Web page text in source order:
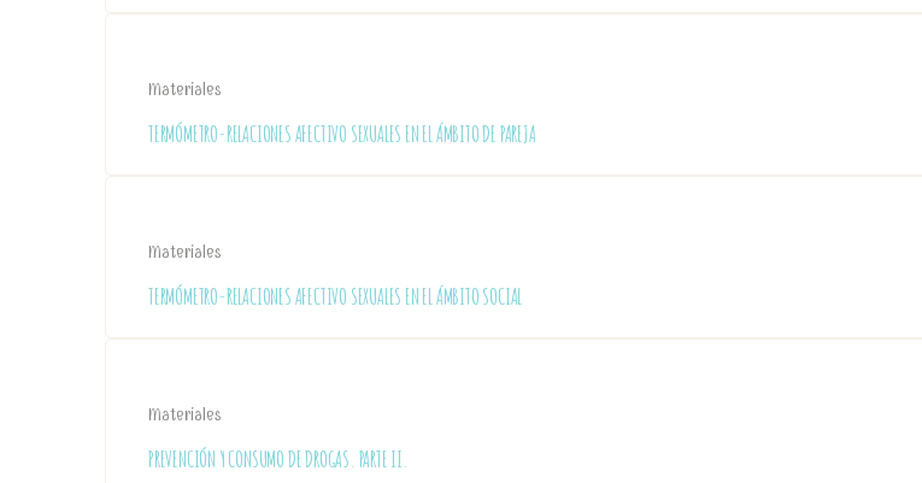
Materiales
TERMÓMETRO-RELACIONES AFECTIVO SEXUALES EN EL ÁMBITO DE PAREJA
Materiales
TERMÓMETRO-RELACIONES AFECTIVO SEXUALES EN EL ÁMBITO SOCIAL
Materiales
PREVENCIÓN Y CONSUMO DE DROGAS. PARTE II.